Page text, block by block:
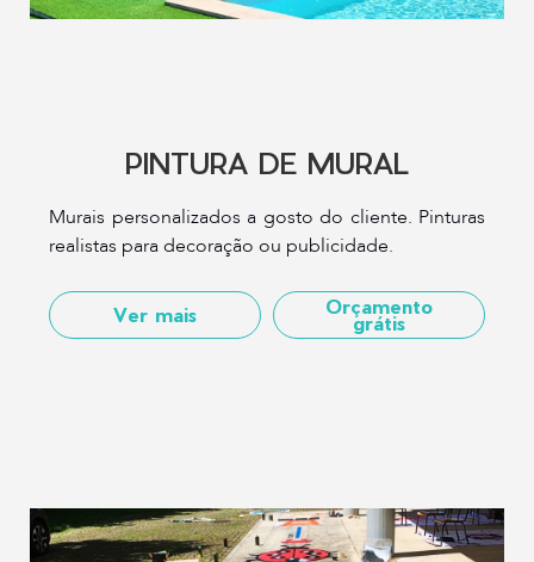
PINTURA DE MURAL
Murais personalizados a gosto do cliente. Pinturas
realistas para decoração ou publicidade.
Ver mais Orçamento
grátis